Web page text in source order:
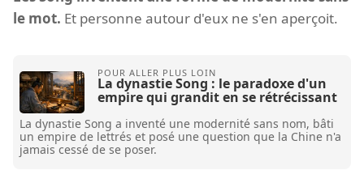
le mot. Et personne autour d'eux ne s'en aperçoit.
La dynastie Song : le paradoxe d'un
empire qui grandit en se rétrécissant
La dynastie Song a inventé une modernité sans nom, bâti
un empire de lettrés et posé une question que la Chine n'a
jamais cessé de se poser.